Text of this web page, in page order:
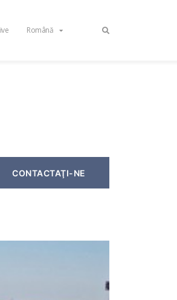
Română
CONTACTAŢI-NE